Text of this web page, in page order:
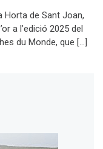
Horta de Sant Joan,
a l’edició 2025 del
du Monde, que […]